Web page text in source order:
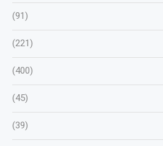
(91)
(221)
(400)
(45)
(39)